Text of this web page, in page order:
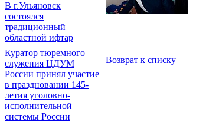
В г.Ульяновск
состоялся
традиционный
областной ифтар
Куратор тюремного
служения ЦДУМ
России принял участие
в праздновании 145-
летия уголовно-
исполнительной
системы России
Возврат к списку